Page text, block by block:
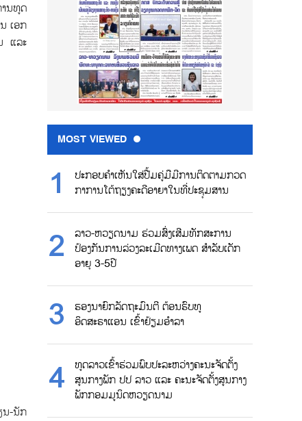
ນທູດ
ເອກ
ແລະ
ນ-ນັກ
MOST VIEWED
ປະກອບຄຳເຫັນໃສ່ປື້ມຄູ່ມືມີການຕິດຕາມກວດ
ກາການໂຕ້ຖຽງຄະດີອາຍາໃນທີ່ປະຊຸມສານ
ລາວ-ຫວຽດນາມ ຮ່ວມສົ່ງເສີມທັກສະການ
ປ້ອງກັນການລ່ວງລະເມີດທາງເພດ ສຳລັບເດັກ
ອາຍຸ 3-5ປີ
ຮອງນາຍົກລັດຖະມົນຕີ ຕ້ອນຮົບທູ
ອິດສະຣາແອນ ເຂົ້າຢ້ຽມອຳລາ
ທູດລາວເຂົ້າຮ່ວມພົບປະລະຫວ່າງຄະນະຈັດຕັ້ງ
ສູນກາງພັກ ປປ ລາວ ແລະ ຄະນະຈັດຕັ້ງສູນກາງ
ພັກກອມມູນິດຫວຽດນາມ